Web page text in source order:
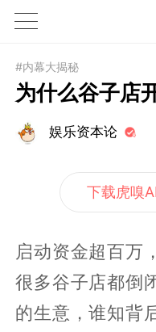
1X
#内幕大揭秘
为什么谷子店
娱乐资本论
下载虎嗅
启动资金超百万
很多谷子店都倒
的生意，谁知背